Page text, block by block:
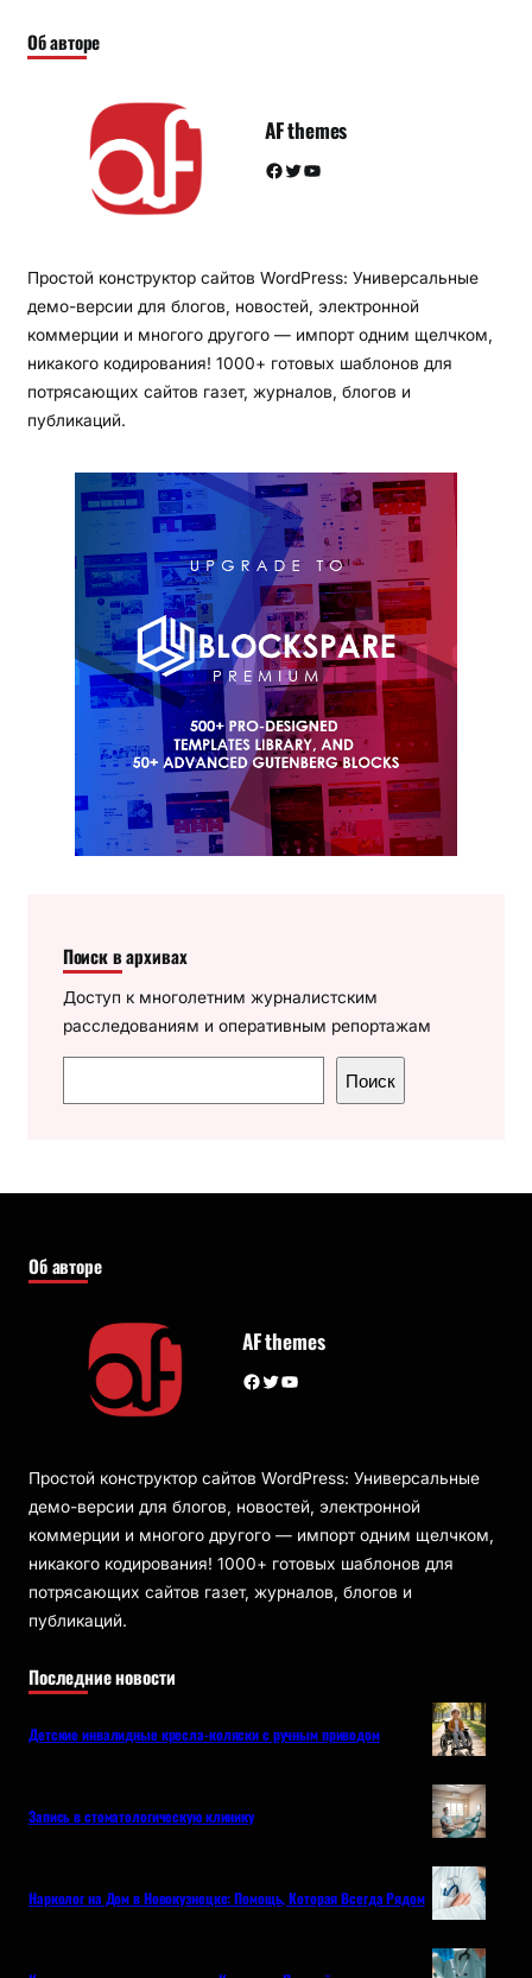
Об авторе
AF themes
Facebook Twitter YouTube
Простой конструктор сайтов WordPress: Универсальные
демо-версии для блогов, новостей, электронной
коммерции и многого другого — импорт одним щелчком,
никакого кодирования! 1000+ готовых шаблонов для
потрясающих сайтов газет, журналов, блогов и
публикаций.
Поиск в архивах
Доступ к многолетним журналистским
расследованиям и оперативным репортажам
о
к
Поиск
Об авторе
AF themes
Facebook Twitter YouTube
Простой конструктор сайтов WordPress: Универсальные
демо-версии для блогов, новостей, электронной
коммерции и многого другого — импорт одним щелчком,
никакого кодирования! 1000+ готовых шаблонов для
потрясающих сайтов газет, журналов, блогов и
публикаций.
Последние новости
Детские инвалидные кресла-коляски с ручным приводом
Запись в стоматологическую клинику
Нарколог на Дом в Новокузнецке: Помощь, Которая Всегда Рядом